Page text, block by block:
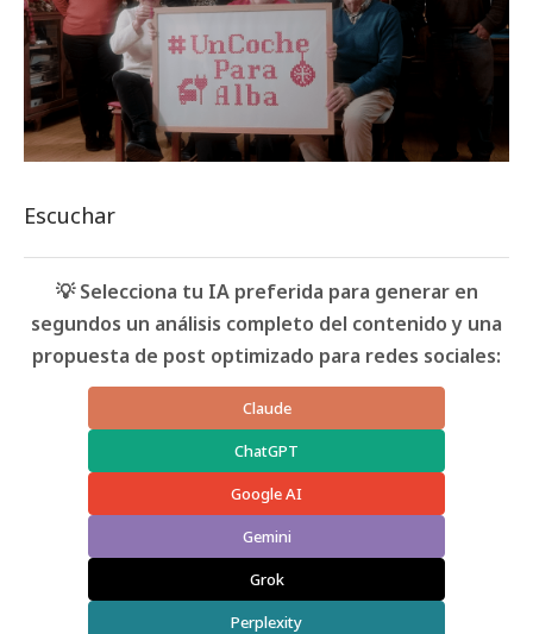
Escuchar
💡 Selecciona tu IA preferida para generar en
segundos un análisis completo del contenido y una
propuesta de post optimizado para redes sociales:
Claude
ChatGPT
Google AI
Gemini
Grok
Perplexity